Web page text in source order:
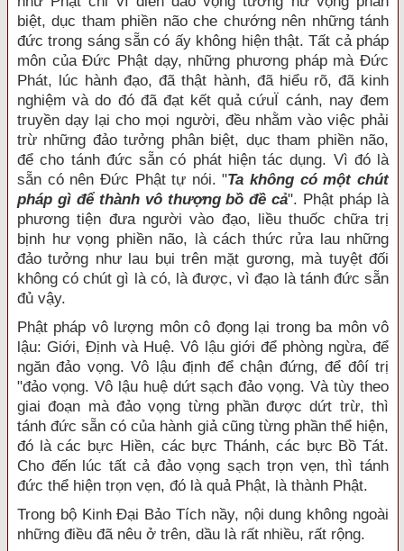
biệt, dục tham phiền não che chướng nên những tánh
đức trong sáng sẵn có ấy không hiện thật. Tất cả pháp
môn của Đức Phật dạy, những phương pháp mà Đức
Phát, lúc hành đạo, đã thật hành, đã hiểu rõ, đã kinh
nghiệm và do đó đã đạt kết quả cứuÏ cánh, nay đem
truyền dạy lại cho mọi người, đều nhằm vào việc phải
trừ những đảo tưởng phân biệt, dục tham phiền não,
để cho tánh đức sẵn có phát hiện tác dụng. Vì đó là
sẵn có nên Đức Phật tự nói. "Ta không có một chút
pháp gì để thành vô thượng bồ đề cả". Phật pháp là
phương tiện đưa người vào đạo, liều thuốc chữa trị
bịnh hư vọng phiền não, là cách thức rửa lau những
đảo tưởng như lau bụi trên mặt gương, mà tuyệt đối
không có chút gì là có, là được, vì đạo là tánh đức sẵn
đủ vậy.
Phật pháp vô lượng môn cô đọng lại trong ba môn vô
lậu: Giới, Định và Huệ. Vô lậu giới để phòng ngừa, để
ngăn đảo vọng. Vô lậu định để chận đứng, để đôí trị
"đảo vọng. Vô lậu huệ dứt sạch đảo vọng. Và tùy theo
giai đoạn mà đảo vọng từng phần được dứt trừ, thì
tánh đức sẵn có của hành giả cũng từng phần thể hiện,
đó là các bực Hiền, các bực Thánh, các bực Bồ Tát.
Cho đến lúc tất cả đảo vọng sạch trọn vẹn, thì tánh
đức thể hiện trọn vẹn, đó là quả Phật, là thành Phật.
Trong bộ Kinh Đại Bảo Tích nầy, nội dung không ngoài
những điều đã nêu ở trên, dầu là rất nhiều, rất rộng.